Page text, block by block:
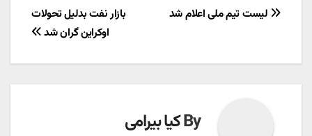
راهبری
بازار نفت بدلیل تحولات
اوکراین‌ گران شد
لیست تیم ملی اعلام شد
Byکیا بیرامی